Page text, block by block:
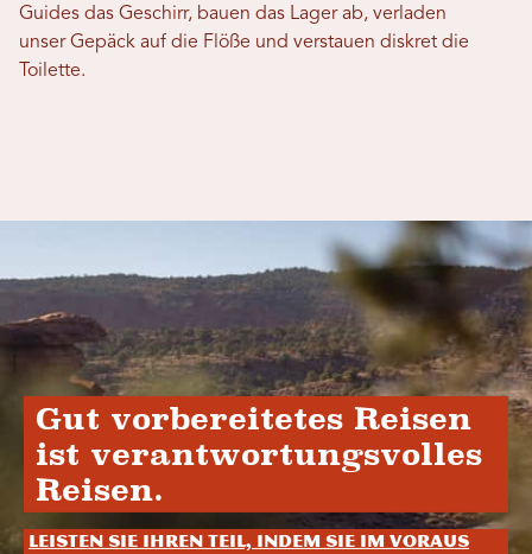
Guides das Geschirr, bauen das Lager ab, verladen
unser Gepäck auf die Flöße und verstauen diskret die
Toilette.
Gut vorbereitetes Reisen
ist verantwortungsvolles
Reisen.
Leisten Sie Ihren Teil, indem Sie im Voraus